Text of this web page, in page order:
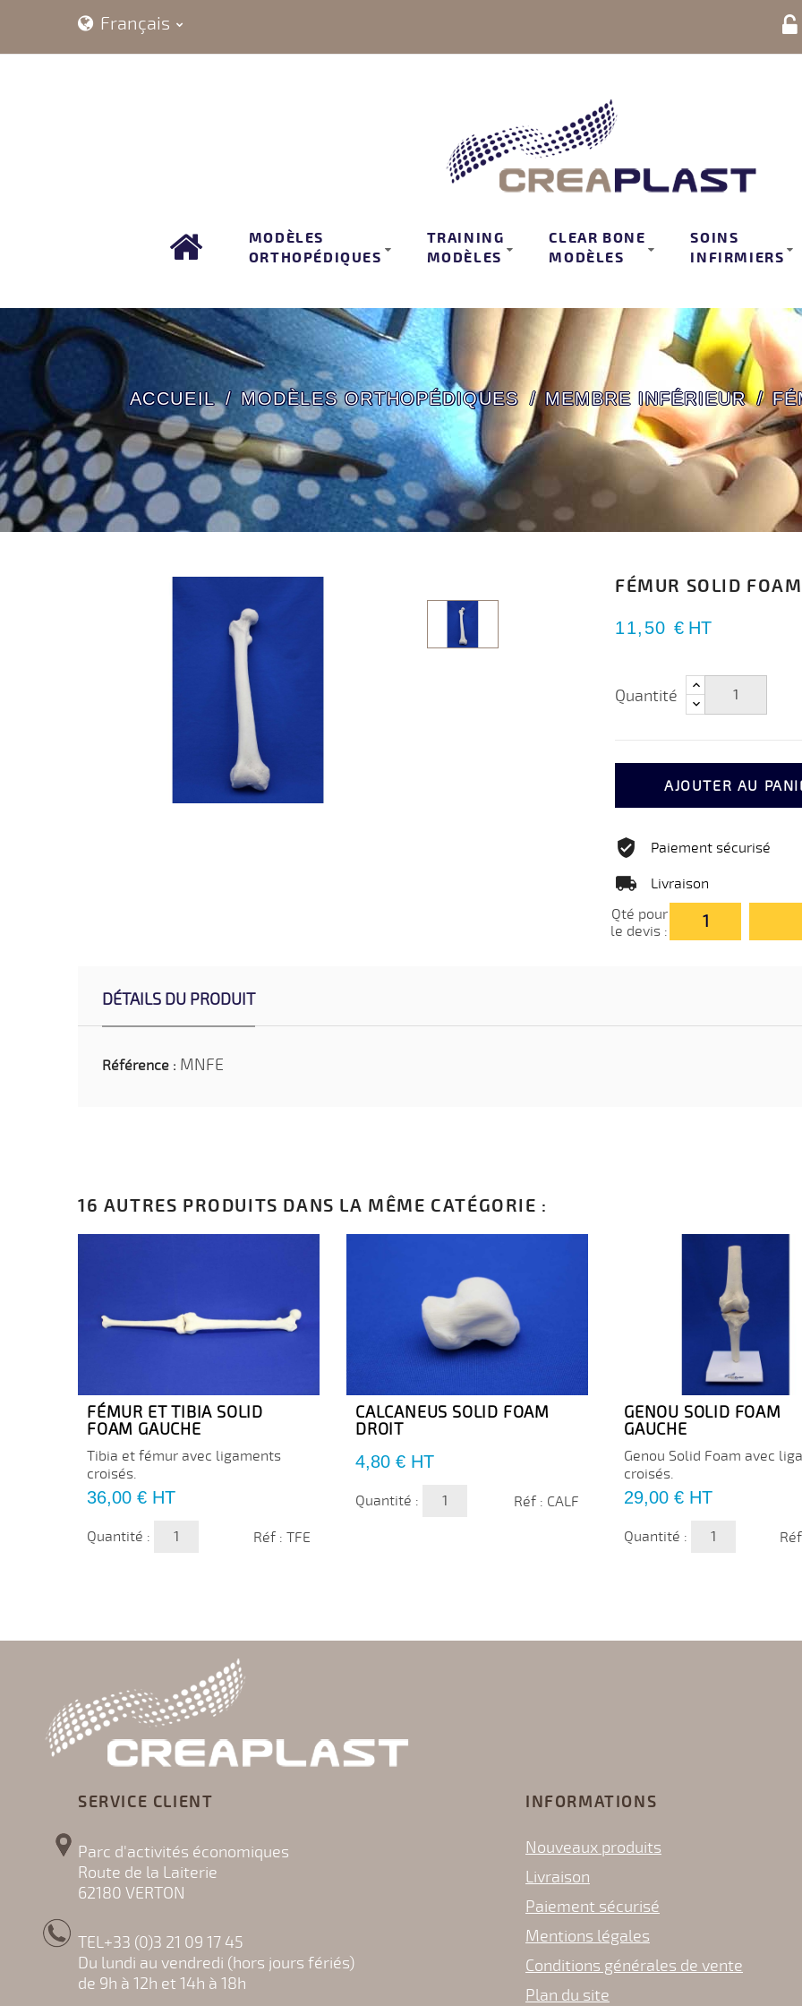
Français
MODÈLES
ORTHOPÉDIQUES
TRAINING
MODÈLES
CLEAR BONE
MODÈLES
SOINS
INFIRMIERS
ACCUEIL MODÈLES ORTHOPÉDIQUES MEMBRE INFÉRIEUR
FÉMUR SOLID
11,50 € HT
Quantité
AJOUTER AU
Paiement sécurisé
Livraison
Qté pour
le devis :
DÉTAILS DU PRODUIT
Référence : MNFE
16 AUTRES PRODUITS DANS LA MÊME CATÉGORIE :
FÉMUR ET TIBIA SOLID
FOAM GAUCHE
Tibia et fémur avec ligaments
croisés.
Prix
36,00 € HT
Quantité : Réf : TFE
CALCANEUS SOLID FOAM
DROIT
Prix
4,80 € HT
Quantité : Réf : CALF
GENOU SOLID FOAM
GAUCHE
Genou Solid Foam avec
croisés.
Prix
29,00 € HT
Quantité :
SERVICE CLIENT
Parc d'activités économiques
Route de la Laiterie
62180 VERTON
TEL+33 (0)3 21 09 17 45
Du lundi au vendredi (hors jours fériés)
de 9h à 12h et 14h à 18h
INFORMATIONS
Nouveaux produits
Livraison
Paiement sécurisé
Mentions légales
Conditions générales de vente
Plan du site